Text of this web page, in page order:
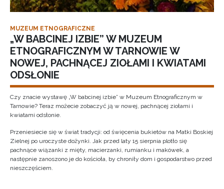
MUZEUM ETNOGRAFICZNE
„W BABCINEJ IZBIE” W MUZEUM
ETNOGRAFICZNYM W TARNOWIE W
NOWEJ, PACHNĄCEJ ZIOŁAMI I KWIATAMI
ODSŁONIE
Czy znacie wystawę „W babcinej izbie” w Muzeum Etnograficznym w
Tarnowie? Teraz możecie zobaczyć ją w nowej, pachnącej ziołami i
kwiatami odsłonie.
Przeniesiecie się w świat tradycji: od święcenia bukietów na Matki Boskiej
Zielnej po uroczyste dożynki. Jak przed laty 15 sierpnia plotło się
pachnące wiązanki z mięty, macierzanki, rumianku i makówek, a
następnie zanoszono je do kościoła, by chroniły dom i gospodarstwo przed
nieszczęściem.